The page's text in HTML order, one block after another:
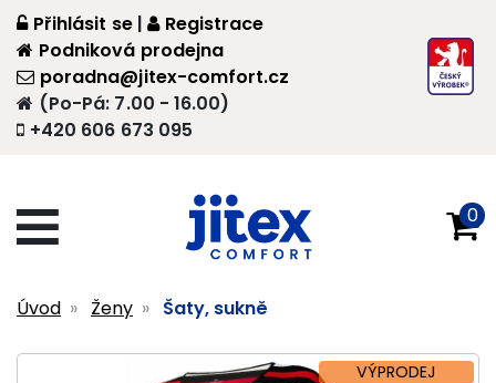
+420 606 673 095
(Po-Pá: 7.00 - 16.00)
poradna@jitex-comfort.cz
Přihlásit se |
Registrace
Podniková prodejna
0
Úvod Ženy Šaty, sukně
VÝPRODEJ